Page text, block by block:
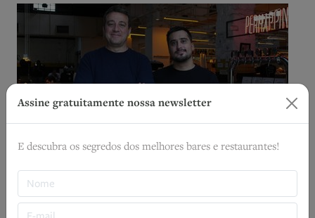
Rodrigo Malfitani: “hospitalidade depende de
conexão humana”
Em entrevista para o podcast O Café e a Conta, o
Assine gratuitamente nossa newsletter
E descubra os segredos dos melhores bares e restaurantes!